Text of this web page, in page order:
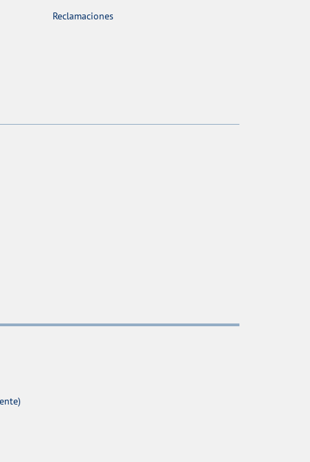
Reclamaciones